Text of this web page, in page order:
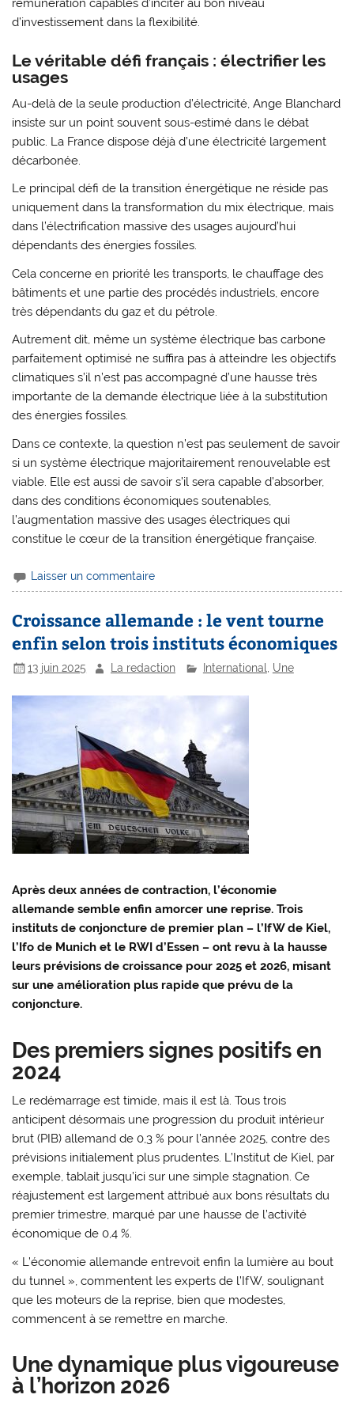
rémunération capables d’inciter au bon niveau
d’investissement dans la flexibilité.
Le véritable défi français : électrifier les
usages
Au-delà de la seule production d’électricité, Ange Blanchard
insiste sur un point souvent sous-estimé dans le débat
public. La France dispose déjà d’une électricité largement
décarbonée.
Le principal défi de la transition énergétique ne réside pas
uniquement dans la transformation du mix électrique, mais
dans l’électrification massive des usages aujourd’hui
dépendants des énergies fossiles.
Cela concerne en priorité les transports, le chauffage des
bâtiments et une partie des procédés industriels, encore
très dépendants du gaz et du pétrole.
Autrement dit, même un système électrique bas carbone
parfaitement optimisé ne suffira pas à atteindre les objectifs
climatiques s’il n’est pas accompagné d’une hausse très
importante de la demande électrique liée à la substitution
des énergies fossiles.
Dans ce contexte, la question n’est pas seulement de savoir
si un système électrique majoritairement renouvelable est
viable. Elle est aussi de savoir s’il sera capable d’absorber,
dans des conditions économiques soutenables,
l’augmentation massive des usages électriques qui
constitue le cœur de la transition énergétique française.
Laisser un commentaire
Croissance allemande : le vent tourne
enfin selon trois instituts économiques
13 juin 2025 La redaction International Une
Après deux années de contraction, l’économie
allemande semble enfin amorcer une reprise. Trois
instituts de conjoncture de premier plan – l’IfW de Kiel,
l’Ifo de Munich et le RWI d’Essen – ont revu à la hausse
leurs prévisions de croissance pour 2025 et 2026, misant
sur une amélioration plus rapide que prévu de la
conjoncture.
Des premiers signes positifs en
2024
Le redémarrage est timide, mais il est là. Tous trois
anticipent désormais une progression du produit intérieur
brut (PIB) allemand de 0,3 % pour l’année 2025, contre des
prévisions initialement plus prudentes. L’Institut de Kiel, par
exemple, tablait jusqu’ici sur une simple stagnation. Ce
réajustement est largement attribué aux bons résultats du
premier trimestre, marqué par une hausse de l’activité
économique de 0,4 %.
« L’économie allemande entrevoit enfin la lumière au bout
du tunnel », commentent les experts de l’IfW, soulignant
que les moteurs de la reprise, bien que modestes,
commencent à se remettre en marche.
Une dynamique plus vigoureuse
à l’horizon 2026